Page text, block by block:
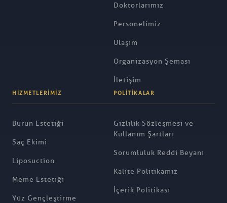
Doktorlarımız
Personelimiz
Ulaşım
Organizasyon Şeması
İletişim
HIZMETLERIMIZ
Burun Estetiği
Saç Ekimi
Liposuction
Meme Estetiği
Yüz Gençleştirme
POLITIKALAR
Gizlilik Sözleşmesi ve
Kullanım Şartları
Sorumluluk Reddi Beyanı
Kalite Politikamız
İçerik Politikası